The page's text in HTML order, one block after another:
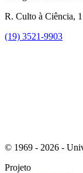
R. Culto à Ciência,
(19) 3521-9903
© 1969 - 2026 -
Projeto